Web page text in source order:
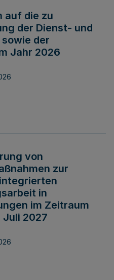
auf die zu
der Dienst- und
der
Jahr 2026
von
zur
in
im Zeitraum
2027